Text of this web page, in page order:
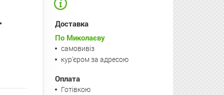
Доставка
По Миколаєву
самовивіз
кур'єром за адресою
Оплата
Готівкою